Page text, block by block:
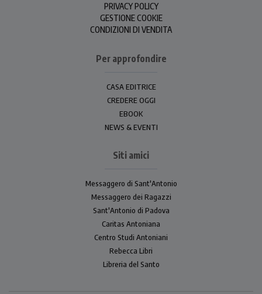
PRIVACY POLICY
GESTIONE COOKIE
CONDIZIONI DI VENDITA
Per approfondire
CASA EDITRICE
CREDERE OGGI
EBOOK
NEWS & EVENTI
Siti amici
Messaggero di Sant'Antonio
Messaggero dei Ragazzi
Sant'Antonio di Padova
Caritas Antoniana
Centro Studi Antoniani
Rebecca Libri
Libreria del Santo